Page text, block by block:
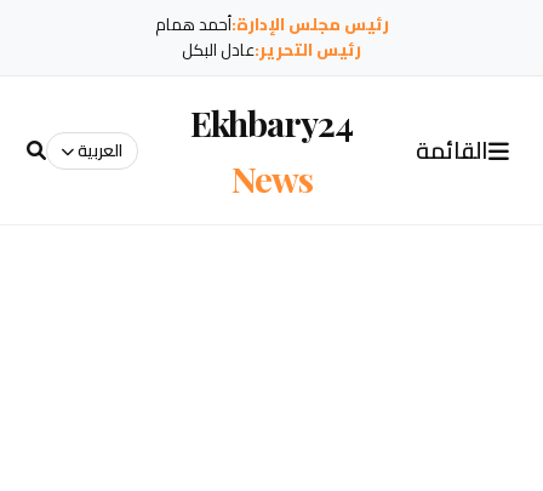
رئيس مجلس الإدارة:أحمد همام
رئيس التحرير:عادل البكل
القائمة
Ekhbary24
News
العربية